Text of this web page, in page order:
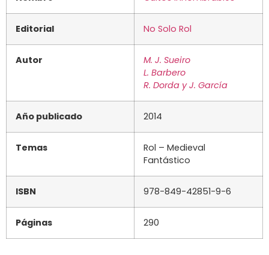
Editorial No Solo Rol
Autor
M. J. Sueiro
L. Barbero
R. Dorda y J. García
Año publicado 2014
Temas
Rol – Medieval
Fantástico
ISBN 978-849-42851-9-6
Páginas 290